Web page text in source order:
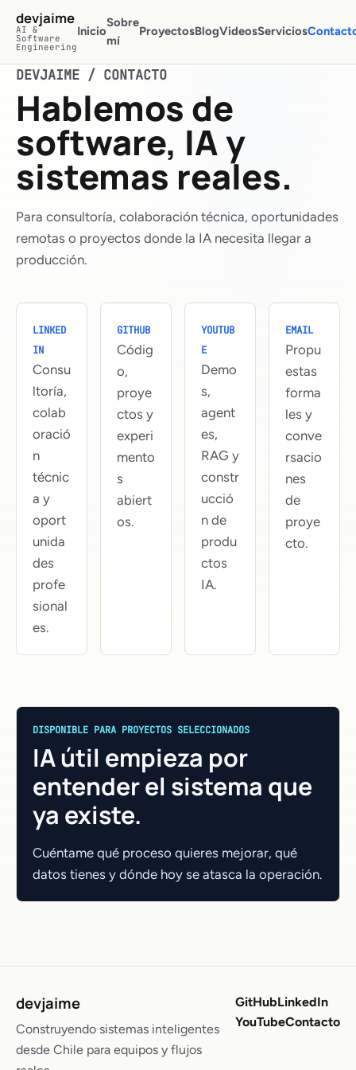
Saltar al contenido principal
devjaime
AI &
Software
Engineering
Inicio
Sobre
mí
ProyectosBlogVideosServicios
DEVJAIME / CONTACTO
Hablemos de
software, IA y
sistemas reales.
Para consultoría, colaboración técnica, oportunidades
remotas o proyectos donde la IA necesita llegar a
producción.
LINKED
IN
Consu
ltoría,
colab
oració
n
técnic
a y
oport
unida
des
profe
sional
es.
GITHUB
Códig
o,
proye
ctos y
experi
mento
s
abiert
os.
YOUTUB
E
Demo
s,
agent
es,
RAG y
constr
ucció
n de
produ
ctos
IA.
EMAIL
Propu
estas
forma
les y
conve
rsacio
nes
de
proye
cto.
DISPONIBLE PARA PROYECTOS SELECCIONADOS
IA útil empieza por
entender el sistema que
ya existe.
Cuéntame qué proceso quieres mejorar, qué
datos tienes y dónde hoy se atasca la operación.
devjaime
Construyendo sistemas inteligentes
desde Chile para equipos y flujos
GitHubLinkedIn
YouTubeContacto